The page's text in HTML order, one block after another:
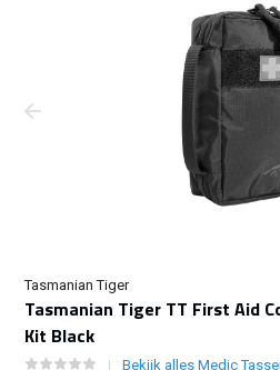
Tasmanian Tiger
Tasmanian Tiger TT First Aid
Kit Black
Bekijk alles Medic